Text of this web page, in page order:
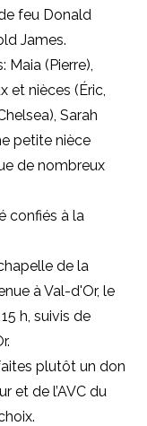
feu Donald
James.
(Pierre),
et nièces (Éric,
Sarah
petite nièce
de nombreux
confiés à la
de la
à Val-d'Or, le
h, suivis de
plutôt un don
et de l’AVC du